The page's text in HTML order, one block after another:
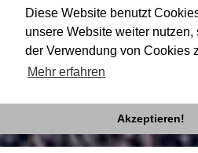
Diese Website benutzt
unsere Website weiter nutzen,
der Verwendung von Cookies
Mehr erfahren
Akzeptieren!
Alexandra Schmidt /
tanzmanagement.net